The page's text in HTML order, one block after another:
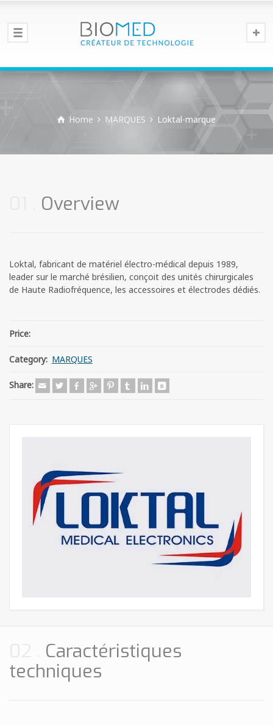
Home MARQUES Loktal-marque
Overview
Loktal, fabricant de matériel électro-médical depuis 1989,
leader sur le marché brésilien, conçoit des unités chirurgicales
de Haute Radiofréquence, les accessoires et électrodes dédiés.
Price:
Category: MARQUES
Share:
Caractéristiques
techniques